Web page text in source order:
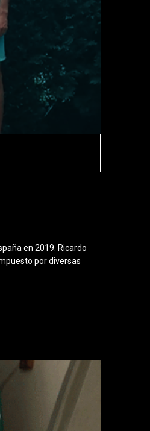
en 2019. Ricardo
por diversas